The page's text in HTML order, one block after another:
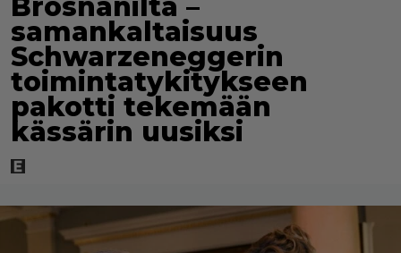
Brosnanilta –
samankaltaisuus
Schwarzeneggerin
toimintatykitykseen
pakotti tekemään
kässärin uusiksi